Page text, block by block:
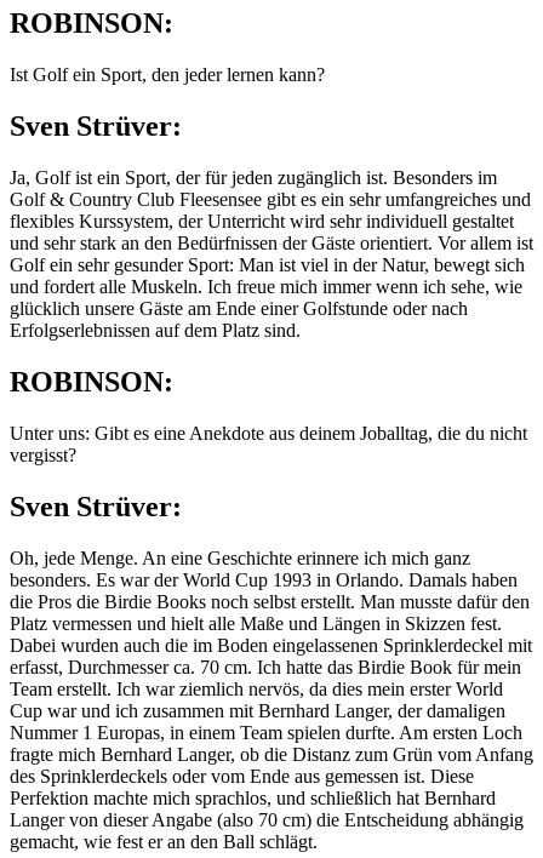
ROBINSON:
Ist Golf ein Sport, den jeder lernen kann?
Sven Strüver:
Ja, Golf ist ein Sport, der für jeden zugänglich ist. Besonders im
Golf & Country Club Fleesensee gibt es ein sehr umfangreiches und
flexibles Kurssystem, der Unterricht wird sehr individuell gestaltet
und sehr stark an den Bedürfnissen der Gäste orientiert. Vor allem ist
Golf ein sehr gesunder Sport: Man ist viel in der Natur, bewegt sich
und fordert alle Muskeln. Ich freue mich immer wenn ich sehe, wie
glücklich unsere Gäste am Ende einer Golfstunde oder nach
Erfolgserlebnissen auf dem Platz sind.
ROBINSON:
Unter uns: Gibt es eine Anekdote aus deinem Joballtag, die du nicht
vergisst?
Sven Strüver:
Oh, jede Menge. An eine Geschichte erinnere ich mich ganz
besonders. Es war der World Cup 1993 in Orlando. Damals haben
die Pros die Birdie Books noch selbst erstellt. Man musste dafür den
Platz vermessen und hielt alle Maße und Längen in Skizzen fest.
Dabei wurden auch die im Boden eingelassenen Sprinklerdeckel mit
erfasst, Durchmesser ca. 70 cm. Ich hatte das Birdie Book für mein
Team erstellt. Ich war ziemlich nervös, da dies mein erster World
Cup war und ich zusammen mit Bernhard Langer, der damaligen
Nummer 1 Europas, in einem Team spielen durfte. Am ersten Loch
fragte mich Bernhard Langer, ob die Distanz zum Grün vom Anfang
des Sprinklerdeckels oder vom Ende aus gemessen ist. Diese
Perfektion machte mich sprachlos, und schließlich hat Bernhard
Langer von dieser Angabe (also 70 cm) die Entscheidung abhängig
gemacht, wie fest er an den Ball schlägt.